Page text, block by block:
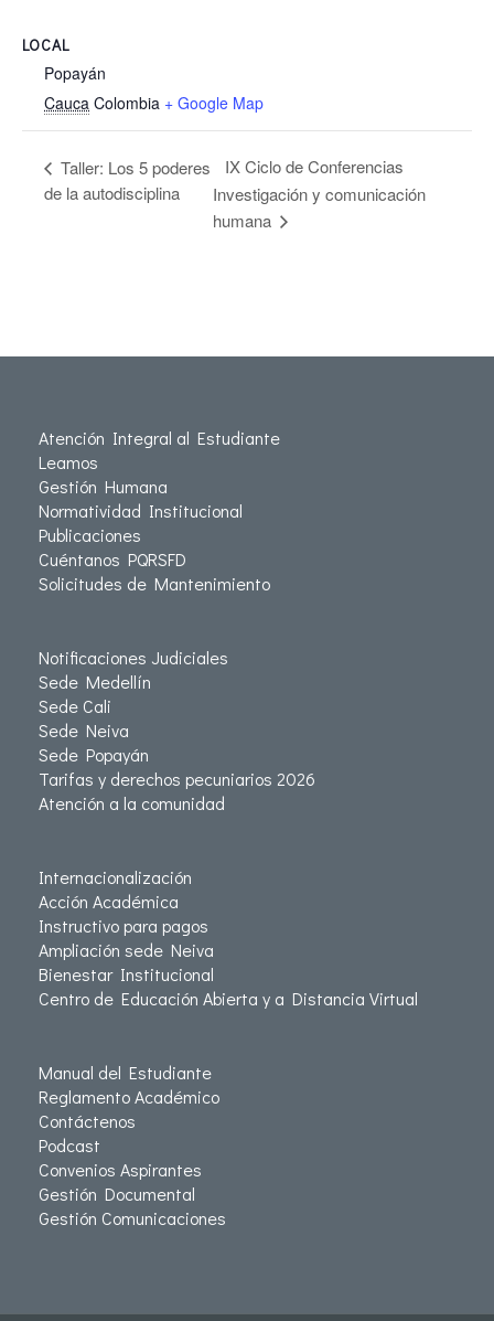
LOCAL
Popayán
Cauca Colombia + Google Map
Taller: Los 5 poderes
de la autodisciplina
IX Ciclo de Conferencias
Investigación y comunicación
humana
Atención Integral al Estudiante
Leamos
Gestión Humana
Normatividad Institucional
Publicaciones
Cuéntanos PQRSFD
Solicitudes de Mantenimiento
Notificaciones Judiciales
Sede Medellín
Sede Cali
Sede Neiva
Sede Popayán
Tarifas y derechos pecuniarios 2026
Atención a la comunidad
Internacionalización
Acción Académica
Instructivo para pagos
Ampliación sede Neiva
Bienestar Institucional
Centro de Educación Abierta y a Distancia Virtual
Manual del Estudiante
Reglamento Académico
Contáctenos
Podcast
Convenios Aspirantes
Gestión Documental
Gestión Comunicaciones